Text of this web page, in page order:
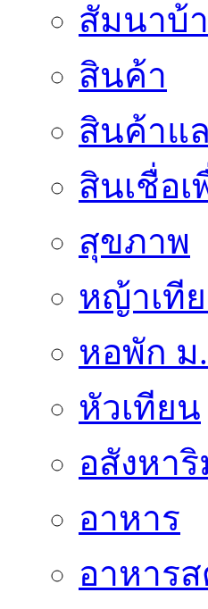
สัมนาบ้
สินค้า
สินค้าแ
สินเชื่อเ
สุขภาพ
หญ้าเที
หอพัก ม
หัวเทียน
อสังหา
อาหาร
อาหาร